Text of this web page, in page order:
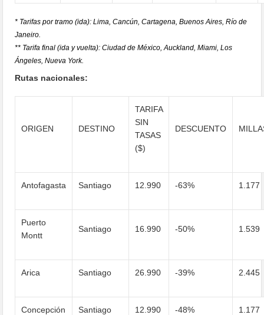
* Tarifas por tramo (ida): Lima, Cancún, Cartagena, Buenos Aires, Río de
Janeiro.
** Tarifa final (ida y vuelta): Ciudad de México, Auckland, Miami, Los
Ángeles, Nueva York.
Rutas nacionales:
ORIGEN DESTINO
TARIFA
SIN
TASAS
($)
DESCUENTO
Antofagasta Santiago 12.990 -63% 1.177
Puerto
Montt
Santiago 16.990 -50% 1.539
Arica Santiago 26.990 -39% 2.445
Concepción Santiago 12.990 -48% 1.177